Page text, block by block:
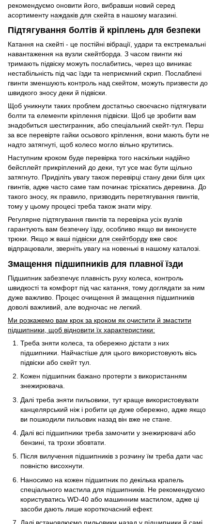
рекомендуємо оновити його, вибравши новий серед
асортименту наждаків для скейта в нашому магазині.
Підтягування болтів й кріплень для безпеки
Катання на скейті - це постійні вібрації, удари та екстремальні
навантаження на вузли скейтборда. З часом гвинти які
тримають підвіску можуть послабитись, через що виникає
нестабільність під час їзди та неприємний скрип. Послаблені
гвинти зменшують контроль над скейтом, можуть призвести до
швидкого зносу деки й підвіски.
Щоб уникнути таких проблем достатньо своєчасно підтягувати
болти та елементи кріплення підвіски. Щоб це зробити вам
знадобиться шестигранник, або спеціальний скейт-тул. Перш
за все перевірте гайки осьового кріплення, вони мають бути не
надто затягнуті, щоб колесо могло вільно крутитись.
Наступним кроком буде перевірка того наскільки надійно
бейсплейт прикріплений до деки, тут усе має бути щільно
затягнуто. Приділіть увагу також перевірці стану деки біля цих
гвинтів, адже часто саме там починає тріскатись деревина. До
такого зносу, як правило, призводить перетягування гвинтів,
тому у цьому процесі треба також знати міру.
Регулярне підтягування гвинтів та перевірка усіх вузлів
гарантують вам безпечну їзду, особливо якщо ви виконуєте
трюки. Якщо ж ваші підвіски для скейтборду вже своє
відпрацювали, зверніть увагу на новенькі в нашому каталозі.
Змащення підшипників для плавної їзди
Підшипник забезпечує плавність руху колеса, контроль
швидкості та комфорт під час катання, тому доглядати за ним
дуже важливо. Процес очищення й змащення підшипників
доволі важливий, але водночас не легкий.
Ми розкажемо вам крок за кроком як очистити й змастити
підшипники, щоб відновити їх характеристики:
Треба зняти колеса, та обережно дістати з них
підшипники. Найчастіше для цього використовують вісь
підвіски або скейт тул.
Кожен підшипник бажано протерти з використанням
знежирювача.
Далі треба зняти пильовики, тут краще використовувати
канцелярський ніж і робити це дуже обережно, адже якщо
ви пошкодили пильовик назад він вже не стане.
Далі всі підшипники треба замочити у знежирювачі або
бензині, та трохи збовтати.
Після вилучення підшипників з розчину їм треба дати час
повністю висохнути.
Наносимо на кожен підшипник по декілька крапель
спеціального мастила для підшипників. Не рекомендуємо
користуватись WD-40 або машинним мастилом, адже ці
засоби дають лише короткочасний ефект.